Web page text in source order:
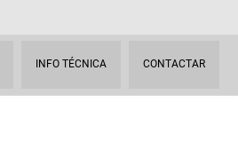
INFO TÉCNICA CONTACTAR